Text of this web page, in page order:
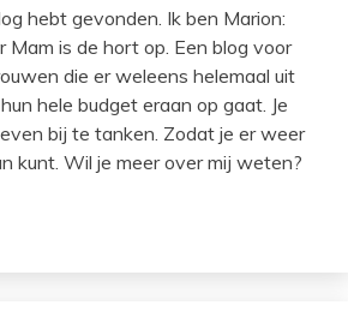
hebt gevonden. Ik ben Marion:
is de hort op. Een blog voor
die er weleens helemaal uit
hele budget eraan op gaat. Je
bij te tanken. Zodat je er weer
kunt. Wil je meer over mij weten?